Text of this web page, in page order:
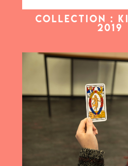
COLLECTION :
2019